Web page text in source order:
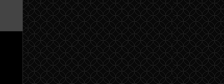
14 сентября 2019
7 сентября 2019